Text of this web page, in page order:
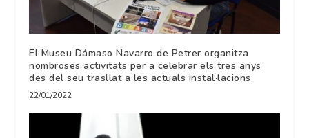
El Museu Dámaso Navarro de Petrer organitza
nombroses activitats per a celebrar els tres anys
des del seu trasllat a les actuals instal·lacions
22/01/2022